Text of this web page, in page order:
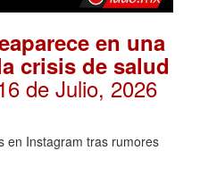
en una
crisis de salud
de Julio, 2026
en Instagram tras rumores